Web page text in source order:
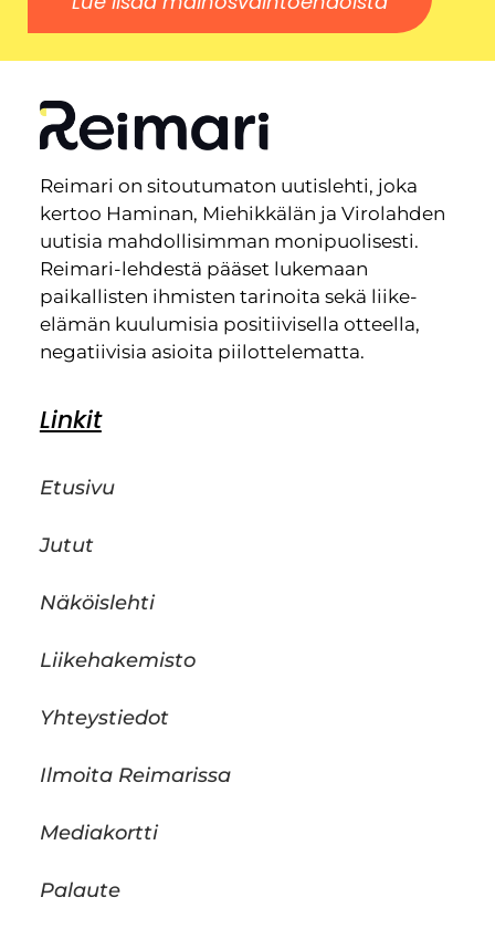
Reimari on sitoutumaton uutislehti, joka
kertoo Haminan, Miehikkälän ja Virolahden
uutisia mahdollisimman monipuolisesti.
Reimari-lehdestä pääset lukemaan
paikallisten ihmisten tarinoita sekä liike-
elämän kuulumisia positiivisella otteella,
negatiivisia asioita piilottelematta.
Linkit
Etusivu
Jutut
Näköislehti
Liikehakemisto
Yhteystiedot
Ilmoita Reimarissa
Mediakortti
Palaute